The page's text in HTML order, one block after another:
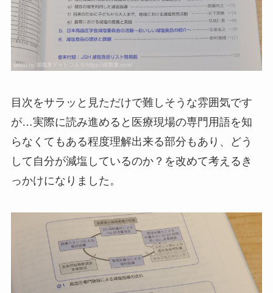
目次をサラッと見ただけで難しそうな雰囲気です
が…実際に読み進めると医療現場の専門用語を知
らなくてもある程度理解出来る部分もあり、どう
して自分が減塩しているのか？を改めて考えるき
っかけになりました。